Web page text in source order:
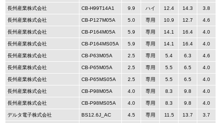
長州産業株式会社 CB-H99T14A1 9.9 ハイ 12.4 14.3 3.8
長州産業株式会社 CB-P127M05A 5.0 専用 10.9 12.7 4.6
長州産業株式会社 CB-P164M05A 5.9 専用 14.1 16.4 4.0
長州産業株式会社 CB-P164MS05A 5.9 専用 14.1 16.4 4.0
長州産業株式会社 CB-P63M05A 2.5 専用 5.4 6.3 4.6
長州産業株式会社 CB-P65M05A 2.5 専用 5.5 6.5 4.0
長州産業株式会社 CB-P65MS05A 2.5 専用 5.5 6.5 4.0
長州産業株式会社 CB-P98M05A 4.0 専用 8.3 9.8 4.0
長州産業株式会社 CB-P98MS05A 4.0 専用 8.3 9.8 4.0
デルタ電子株式会社 BS12.6J_AC 4.5 専用 11.5 13.7 3.7